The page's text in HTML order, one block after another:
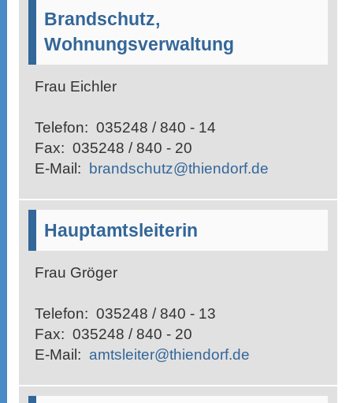
Brandschutz,
Wohnungsverwaltung
Frau Eichler
Telefon: 035248 / 840 - 14
Fax: 035248 / 840 - 20
E-Mail: brandschutz@thiendorf.de
Hauptamtsleiterin
Frau Gröger
Telefon: 035248 / 840 - 13
Fax: 035248 / 840 - 20
E-Mail: amtsleiter@thiendorf.de